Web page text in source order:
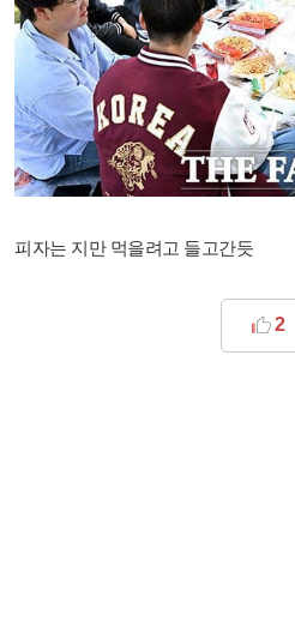
피자는 지만 먹을려고 들고간듯
2